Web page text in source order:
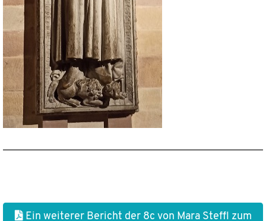
Ein weiterer Bericht der 8c von Mara Steffl zum